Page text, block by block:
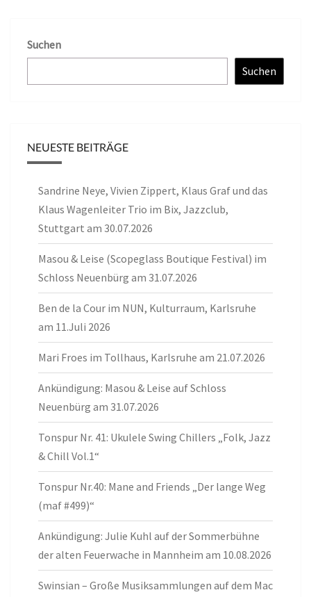
Suchen
Suchen
NEUESTE BEITRÄGE
Sandrine Neye, Vivien Zippert, Klaus Graf und das
Klaus Wagenleiter Trio im Bix, Jazzclub,
Stuttgart am 30.07.2026
Masou & Leise (Scopeglass Boutique Festival) im
Schloss Neuenbürg am 31.07.2026
Ben de la Cour im NUN, Kulturraum, Karlsruhe
am 11.Juli 2026
Mari Froes im Tollhaus, Karlsruhe am 21.07.2026
Ankündigung: Masou & Leise auf Schloss
Neuenbürg am 31.07.2026
Tonspur Nr. 41: Ukulele Swing Chillers „Folk, Jazz
& Chill Vol.1“
Tonspur Nr.40: Mane and Friends „Der lange Weg
(maf #499)“
Ankündigung: Julie Kuhl auf der Sommerbühne
der alten Feuerwache in Mannheim am 10.08.2026
Swinsian – Große Musiksammlungen auf dem Mac